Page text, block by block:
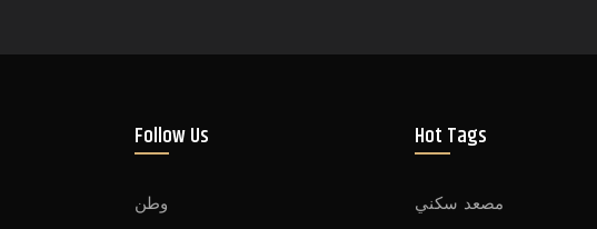
Follow Us
وطن
Hot Tags
مصعد سكني